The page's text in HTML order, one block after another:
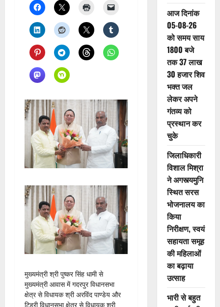
मुख्यमंत्री श्री पुष्कर सिंह धामी से
मुख्यमंत्री आवास में गदरपुर विधानसभा
क्षेत्र से विधायक श्री अरविंद पाण्डेय और
टिहरी विधानसभा क्षेत्र से विधायक श्री
आज दिनांक
05-08-26
को समय साय
1800 बजे
तक 37 लाख
30 हजार शिव
भक्त जल
लेकर अपने
गंतव्य को
प्रस्थान कर
चुके
जिलाधिकारी
विशाल मिश्रा
ने अगस्त्यमुनि
स्थित सरस
भोजनालय का
किया
निरीक्षण, स्वयं
सहायता समूह
की महिलाओं
का बढ़ाया
उत्साह
भारी से बहुत